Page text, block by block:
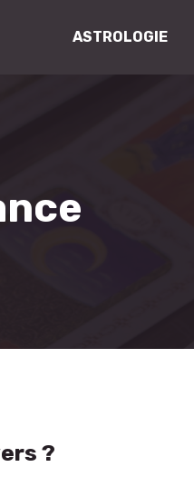
ASTROLOGIE
?